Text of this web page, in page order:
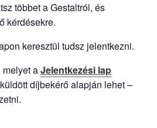
többet a Gestaltról, és
kérdésekre.
keresztül tudsz jelentkezni.
aJelentkezési lap
díjbekérő alapján lehet –